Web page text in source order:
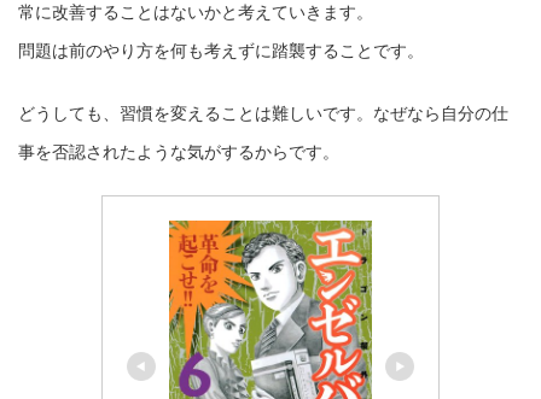
常に改善することはないかと考えていきます。
問題は前のやり方を何も考えずに踏襲することです。
どうしても、習慣を変えることは難しいです。なぜなら自分の仕
事を否認されたような気がするからです。